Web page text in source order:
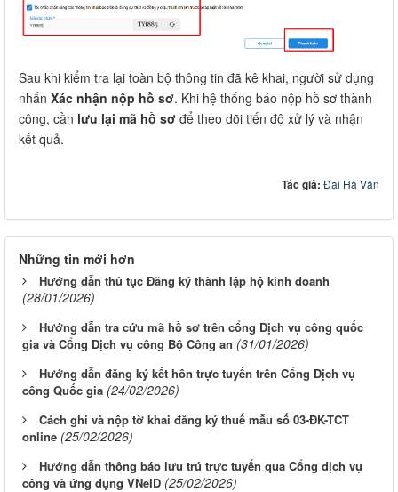
Sau khi kiểm tra lại toàn bộ thông tin đã kê khai, người sử dụng
nhấn Xác nhận nộp hồ sơ. Khi hệ thống báo nộp hồ sơ thành
công, cần lưu lại mã hồ sơ để theo dõi tiến độ xử lý và nhận
kết quả.
Tác giả: Đại Hà Văn
Những tin mới hơn
Hướng dẫn thủ tục Đăng ký thành lập hộ kinh doanh
(28/01/2026)
Hướng dẫn tra cứu mã hồ sơ trên cổng Dịch vụ công quốc
gia và Cổng Dịch vụ công Bộ Công an (31/01/2026)
Hướng dẫn đăng ký kết hôn trực tuyến trên Cổng Dịch vụ
công Quốc gia (24/02/2026)
Cách ghi và nộp tờ khai đăng ký thuế mẫu số 03-ĐK-TCT
online (25/02/2026)
Hướng dẫn thông báo lưu trú trực tuyến qua Cổng dịch vụ
công và ứng dụng VNeID (25/02/2026)